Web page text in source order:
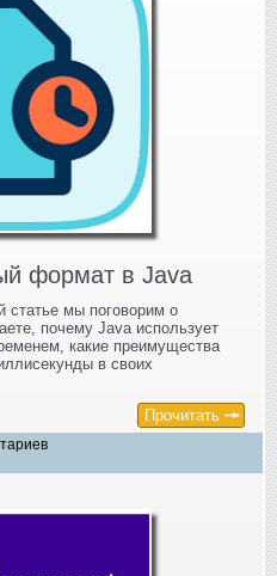
формат в Java
статье мы поговорим о
почему Java использует
какие преимущества
в своих
Прочитать